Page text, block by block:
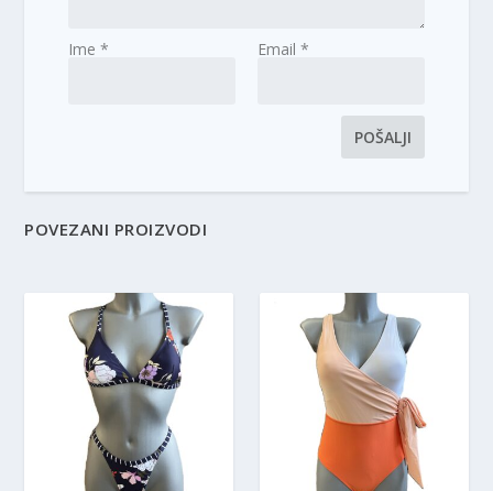
Ime* Email *
POVEZANI PROIZVODI